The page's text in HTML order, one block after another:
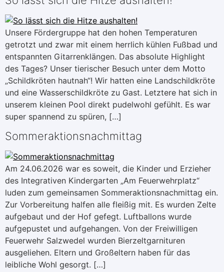
Unsere Fördergruppe hat den hohen Temperaturen
getrotzt und zwar mit einem herrlich kühlen Fußbad und
entspannten Gitarrenklängen. Das absolute Highlight
des Tages? Unser tierischer Besuch unter dem Motto
„Schildkröten hautnah“! Wir hatten eine Landschildkröte
und eine Wasserschildkröte zu Gast. Letztere hat sich in
unserem kleinen Pool direkt pudelwohl gefühlt. Es war
super spannend zu spüren, […]
Sommeraktionsnachmittag
Am 24.06.2026 war es soweit, die Kinder und Erzieher
des Integrativen Kindergarten „Am Feuerwehrplatz“
luden zum gemeinsamen Sommeraktionsnachmittag ein.
Zur Vorbereitung halfen alle fleißig mit. Es wurden Zelte
aufgebaut und der Hof gefegt. Luftballons wurde
aufgepustet und aufgehangen. Von der Freiwilligen
Feuerwehr Salzwedel wurden Bierzeltgarnituren
ausgeliehen. Eltern und Großeltern haben für das
leibliche Wohl gesorgt. […]